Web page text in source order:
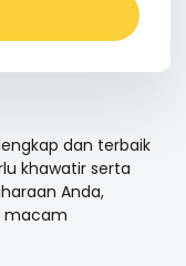
dan terbaik
khawatir serta
Anda,
macam